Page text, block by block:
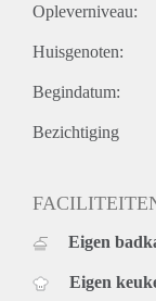
Opleverniveau:
Huisgenoten:
Begindatum:
Bezichtiging
Eigen
Eigen